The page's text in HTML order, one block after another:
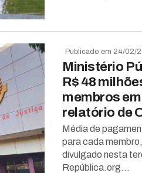
Publicado em 24/02/
Ministério
R$ 48
membros
relatório de
Média de
para cada
divulgado nesta
República.org...